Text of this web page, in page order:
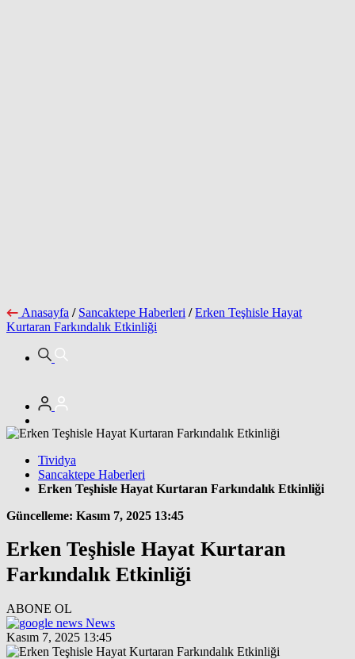
Anasayfa / Sancaktepe Haberleri / Erken Teşhisle Hayat
Kurtaran Farkındalık Etkinliği
Tividya
Sancaktepe Haberleri
Erken Teşhisle Hayat Kurtaran Farkındalık Etkinliği
Güncelleme: Kasım 7, 2025 13:45
Erken Teşhisle Hayat Kurtaran
Farkındalık Etkinliği
ABONE OL
News
Kasım 7, 2025 13:45